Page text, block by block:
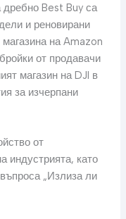
дребно Best Buy са
и реновирани
на Amazon
от продавачи
магазин на DJI в
за изчерпани
от
индустрията, като
„Излиза ли